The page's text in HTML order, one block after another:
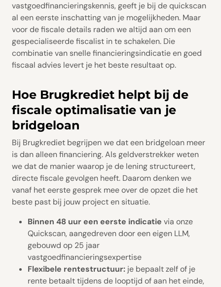
vastgoedfinancieringskennis, geeft je bij de quickscan
al een eerste inschatting van je mogelijkheden. Maar
voor de fiscale details raden we altijd aan om een
gespecialiseerde fiscalist in te schakelen. Die
combinatie van snelle financieringsindicatie en goed
fiscaal advies levert je het beste resultaat op.
Hoe Brugkrediet helpt bij de
fiscale optimalisatie van je
bridgeloan
Bij Brugkrediet begrijpen we dat een bridgeloan meer
is dan alleen financiering. Als geldverstrekker weten
we dat de manier waarop je de lening structureert,
directe fiscale gevolgen heeft. Daarom denken we
vanaf het eerste gesprek mee over de opzet die het
beste past bij jouw project en situatie.
Binnen 48 uur een eerste indicatie via onze
Quickscan, aangedreven door een eigen LLM,
gebouwd op 25 jaar
vastgoedfinancieringsexpertise
Flexibele rentestructuur: je bepaalt zelf of je
rente betaalt tijdens de looptijd of aan het einde,